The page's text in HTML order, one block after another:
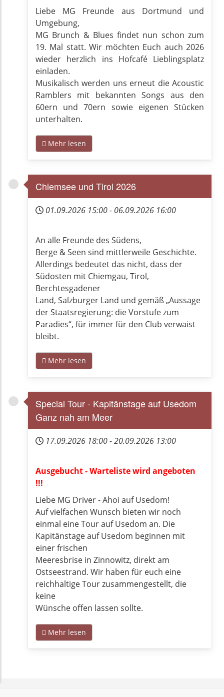
Liebe MG Freunde aus Dortmund und
Umgebung,
MG Brunch & Blues findet nun schon zum
19. Mal statt. Wir möchten Euch auch 2026
wieder herzlich ins Hofcafé Lieblingsplatz
einladen.
Musikalisch werden uns erneut die Acoustic
Ramblers mit bekannten Songs aus den
60ern und 70ern sowie eigenen Stücken
unterhalten.
Mehr lesen
Chiemsee und Tirol 2026
01.09.2026 15:00- 06.09.2026 16:00
An alle Freunde des Südens,
Berge & Seen sind mittlerweile Geschichte.
Allerdings bedeutet das nicht, dass der
Südosten mit Chiemgau, Tirol,
Berchtesgadener
Land, Salzburger Land und gemäß „Aussage
der Staatsregierung: die Vorstufe zum
Paradies“, für immer für den Club verwaist
bleibt.
Mehr lesen
Special Tour - Kapitänstage auf Usedom
Ganz nah am Meer
17.09.2026 18:00-20.09.2026 13:00
Ausgebucht - Warteliste wird angeboten
!!!
Liebe MG Driver - Ahoi auf Usedom!
Auf vielfachen Wunsch bieten wir noch
einmal eine Tour auf Usedom an. Die
Kapitänstage auf Usedom beginnen mit
einer frischen
Meeresbrise in Zinnowitz, direkt am
Ostseestrand. Wir haben für euch eine
reichhaltige Tour zusammengestellt, die
keine
Wünsche offen lassen sollte.
Mehr lesen